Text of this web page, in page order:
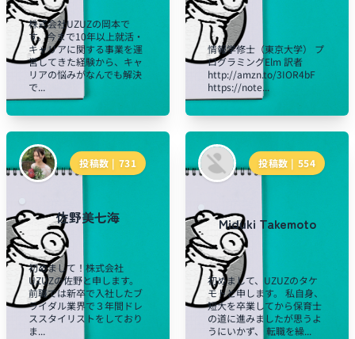
株式会社UZUZの岡本で
す。今まで10年以上就活・
キャリアに関する事業を運
営してきた経験から、キャ
リアの悩みがなんでも解決
で...
情報学修士（東京大学） プ
ログラミングElm 訳者
http://amzn.to/3IOR4bF
https://note...
投稿数 | 731
佐野美七海
初めまして！株式会社
UZUZの佐野と申します。
前職では新卒で入社したブ
ライダル業界で３年間ドレ
ススタイリストをしており
ま...
投稿数 | 554
Miduki Takemoto
初めまして、UZUZのタケ
モトと申します。 私自身、
短大を卒業してから保育士
の道に進みましたが思うよ
うにいかず、 転職を繰...